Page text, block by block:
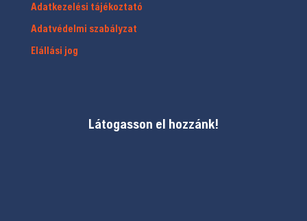
Adatkezelési tájékoztató
Adatvédelmi szabályzat
Elállási jog
Látogasson el hozzánk!